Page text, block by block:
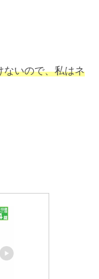
ないので、私はネ